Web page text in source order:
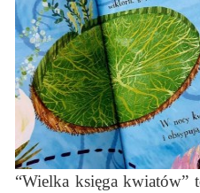
“Wielka księga kwiatów”